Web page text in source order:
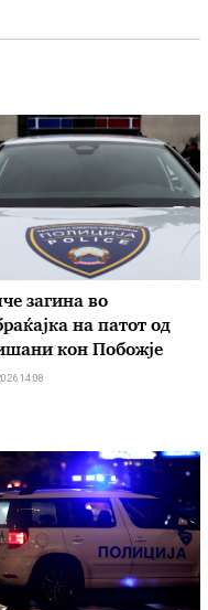
загина во
на патот од
кон Побожје
14:08